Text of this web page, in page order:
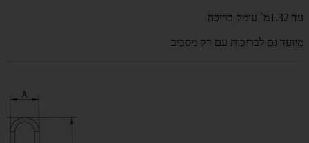
עד 1.32מ` עומק בריכה
מיועד גם לבריכות עם דק מסביב